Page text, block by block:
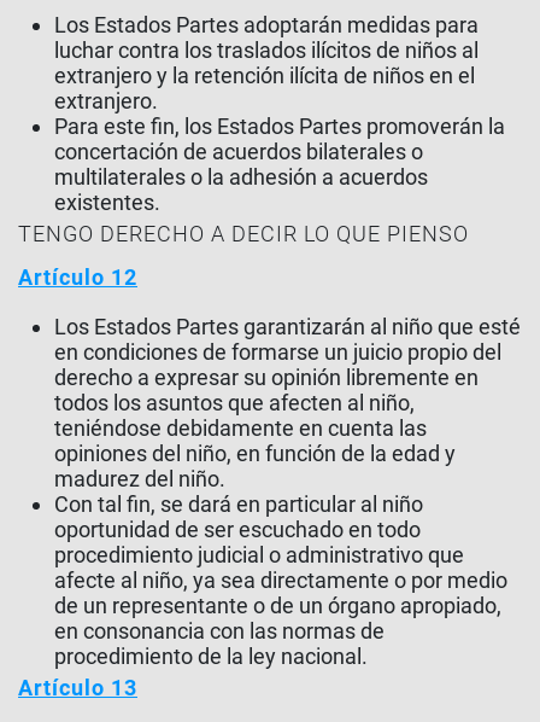
Los Estados Partes adoptarán medidas para
luchar contra los traslados ilícitos de niños al
extranjero y la retención ilícita de niños en el
extranjero.
Para este fin, los Estados Partes promoverán la
concertación de acuerdos bilaterales o
multilaterales o la adhesión a acuerdos
existentes.
TENGO DERECHO A DECIR LO QUE PIENSO
Artículo 12
Los Estados Partes garantizarán al niño que esté
en condiciones de formarse un juicio propio del
derecho a expresar su opinión libremente en
todos los asuntos que afecten al niño,
teniéndose debidamente en cuenta las
opiniones del niño, en función de la edad y
madurez del niño.
Con tal fin, se dará en particular al niño
oportunidad de ser escuchado en todo
procedimiento judicial o administrativo que
afecte al niño, ya sea directamente o por medio
de un representante o de un órgano apropiado,
en consonancia con las normas de
procedimiento de la ley nacional.
Artículo 13